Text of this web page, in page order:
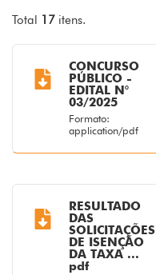
Total 17 itens.
CONCURSO
PÚBLICO -
EDITAL N°
03/2025
Formato:
application/pdf
RESULTADO
DAS
SOLICITAÇÕES
DE ISENÇÃO
DA TAXA ...
pdf